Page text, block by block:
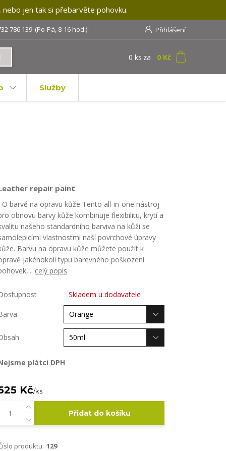
jen tak si přebarvěte pohovku.
Přihlášení
786 139 (Po-Pá, 8-16 hod.)
0 ks za 0 Kč
Služby
repair paint
O barvě na opravu kůže Tento all-in-one nástroj
obnovu barvy kůže kombinuje flexibilitu, krytí a
našeho standardního barviva na kůži se
vlastnostmi naší povrchové úpravy
Barvu na opravu kůže můžete použít k
jakéhokoli typu barevného poškození
celý popis
Skladem u dodavatele
plátci DPH
Kč/ks
Přidat do košíku
produktu: 129